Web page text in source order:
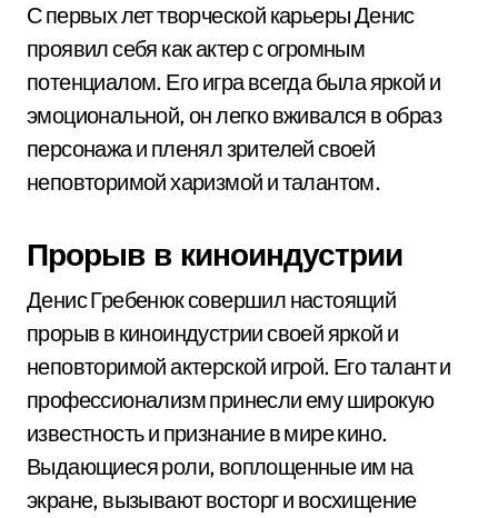
С первых лет творческой карьеры Денис
проявил себя как актер с огромным
потенциалом. Его игра всегда была яркой и
эмоциональной, он легко вживался в образ
персонажа и пленял зрителей своей
неповторимой харизмой и талантом.
Прорыв в киноиндустрии
Денис Гребенюк совершил настоящий
прорыв в киноиндустрии своей яркой и
неповторимой актерской игрой. Его талант и
профессионализм принесли ему широкую
известность и признание в мире кино.
Выдающиеся роли, воплощенные им на
экране, вызывают восторг и восхищение